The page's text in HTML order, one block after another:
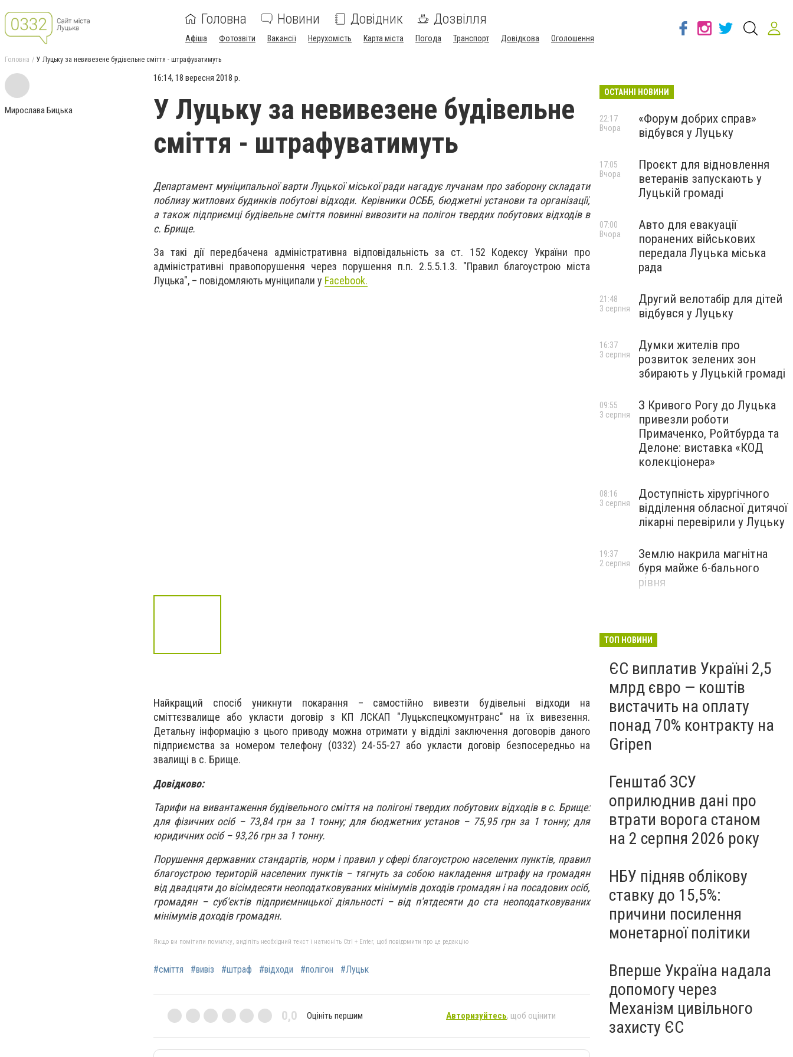
Головна Новини Довідник Дозвілля
Афіша Фотозвіти Вакансії Нерухомість Карта міста Погода Транспорт Довідкова Оголошення
Головна У Луцьку за невивезене будівельне сміття - штрафуватимуть
Мирослава Бицька
16:14, 18 вересня 2018 р.
У Луцьку за невивезене будівельне
сміття - штрафуватимуть
Департамент муніципальної варти Луцької міської ради нагадує лучанам про заборону складати
поблизу житлових будинків побутові відходи. Керівники ОСББ, бюджетні установи та організації,
а також підприємці будівельне сміття повинні вивозити на полігон твердих побутових відходів в
с. Брище.
За такі дії передбачена адміністративна відповідальність за ст. 152 Кодексу України про
адміністративні правопорушення через порушення п.п. 2.5.5.1.3. "Правил благоустрою міста
Луцька", – повідомляють муніципали у Facebook.
Найкращий спосіб уникнути покарання – самостійно вивезти будівельні відходи на
сміттєзвалище або укласти договір з КП ЛСКАП "Луцькспецкомунтранс" на їх вивезення.
Детальну інформацію з цього приводу можна отримати у відділі заключення договорів даного
підприємства за номером телефону (0332) 24-55-27 або укласти договір безпосередньо на
звалищі в с. Брище.
Довідково:
Тарифи на вивантаження будівельного сміття на полігоні твердих побутових відходів в с. Брище:
для фізичних осіб – 73,84 грн за 1 тонну; для бюджетних установ – 75,95 грн за 1 тонну; для
юридичних осіб – 93,26 грн за 1 тонну.
Порушення державних стандартів, норм і правил у сфері благоустрою населених пунктів, правил
благоустрою територій населених пунктів – тягнуть за собою накладення штрафу на громадян
від двадцяти до вісімдесяти неоподатковуваних мінімумів доходів громадян і на посадових осіб,
громадян – суб'єктів підприємницької діяльності – від п'ятдесяти до ста неоподатковуваних
мінімумів доходів громадян.
Якщо ви помітили помилку, виділіть необхідний текст і натисніть Ctrl + Enter, щоб повідомити про це редакцію
#сміття #вивіз #штраф #відходи #полігон #Луцьк
0,0 Оцініть першим Авторизуйтесь, щоб оцінити
ОСТАННІ НОВИНИ
«Форум добрих справ»
відбувся у Луцьку
22:17
Вчора
Проєкт для відновлення
ветеранів запускають у
Луцькій громаді
17:05
Вчора
Авто для евакуації
поранених військових
передала Луцька міська
рада
07:00
Вчора
Другий велотабір для дітей
відбувся у Луцьку
21:48
3 серпня
Думки жителів про
розвиток зелених зон
збирають у Луцькій громаді
16:37
3 серпня
З Кривого Рогу до Луцька
привезли роботи
Примаченко, Ройтбурда та
Делоне: виставка «КОД
колекціонера»
09:55
3 серпня
Доступність хірургічного
відділення обласної дитячої
лікарні перевірили у Луцьку
08:16
3 серпня
Землю накрила магнітна
буря майже 6-бального
рівня
19:37
2 серпня
ТОП НОВИНИ
ЄС виплатив Україні 2,5
млрд євро — коштів
вистачить на оплату
понад 70% контракту на
Gripen
Генштаб ЗСУ
оприлюднив дані про
втрати ворога станом
на 2 серпня 2026 року
НБУ підняв облікову
ставку до 15,5%:
причини посилення
монетарної політики
Вперше Україна надала
допомогу через
Механізм цивільного
захисту ЄС